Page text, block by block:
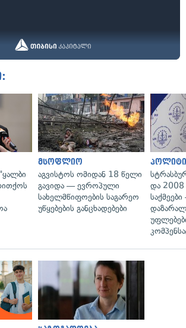
მსოფლიო
აგვისტოს ომიდან 18 წელი
გავიდა — ევროპული
სახელმწიფოების საგარეო
უწყებების განცხადებები
და 2008